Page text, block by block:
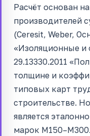
Расчёт основан
производителей
(Ceresit, Weber,
«Изоляционные и
29.13330.2011
толщине и
типовых карт
строительстве.
является
марок М150–М300.